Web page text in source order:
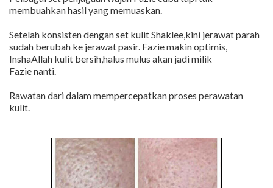
membuahkan hasil yang memuaskan.
Setelah konsisten dengan set kulit Shaklee,kini jerawat parah
sudah berubah ke jerawat pasir. Fazie makin optimis,
InshaAllah kulit bersih,halus mulus akan jadi milik
Fazie nanti.
Rawatan dari dalam mempercepatkan proses perawatan
kulit.